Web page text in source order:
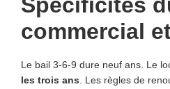
Spécificités
commercial
Le bail 3-6-9 dure neuf ans. Le
les trois ans. Les règles de